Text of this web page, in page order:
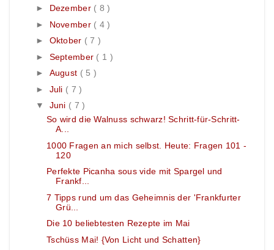
► Dezember ( 8 )
► November ( 4 )
► Oktober ( 7 )
► September ( 1 )
► August ( 5 )
► Juli ( 7 )
▼ Juni ( 7 )
So wird die Walnuss schwarz! Schritt-für-Schritt-
A...
1000 Fragen an mich selbst. Heute: Fragen 101 -
120
Perfekte Picanha sous vide mit Spargel und
Frankf...
7 Tipps rund um das Geheimnis der 'Frankfurter
Grü...
Die 10 beliebtesten Rezepte im Mai
Tschüss Mai! {Von Licht und Schatten}